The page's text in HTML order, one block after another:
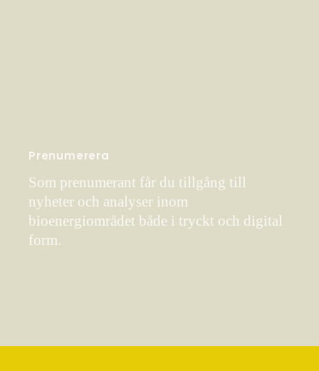
Prenumerera
Som prenumerant får du tillgång till
nyheter och analyser inom
bioenergiområdet både i tryckt och digital
form.